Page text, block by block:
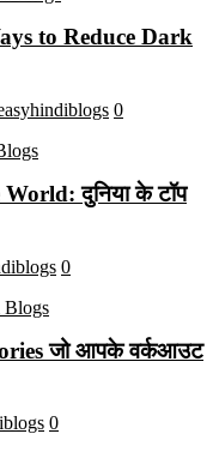
to Reduce Dark
0
दुनिया के टॉप
0
जो आपके वर्कआउट
0